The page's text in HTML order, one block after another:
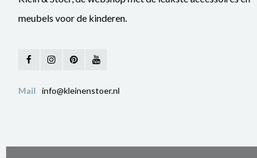
meubels voor de kinderen.
Mail info@kleinenstoer.nl